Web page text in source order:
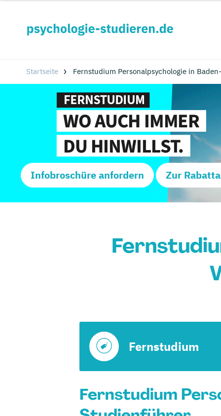
Startseite Fernstudium Personalpsychologie in
Infobroschüre anfordern Zur
Fernstudium
Fernstudium